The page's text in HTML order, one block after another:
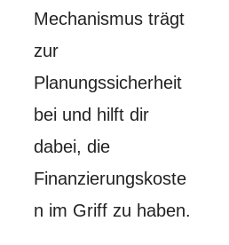
Mechanismus trägt
zur
Planungssicherheit
bei und hilft dir
dabei, die
Finanzierungskoste
n im Griff zu haben.